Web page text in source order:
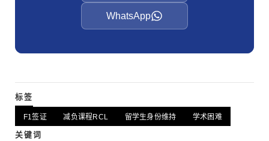
WhatsApp
标签
F1签证 减负课程RCL 留学生身份维持 学术困难
关键词